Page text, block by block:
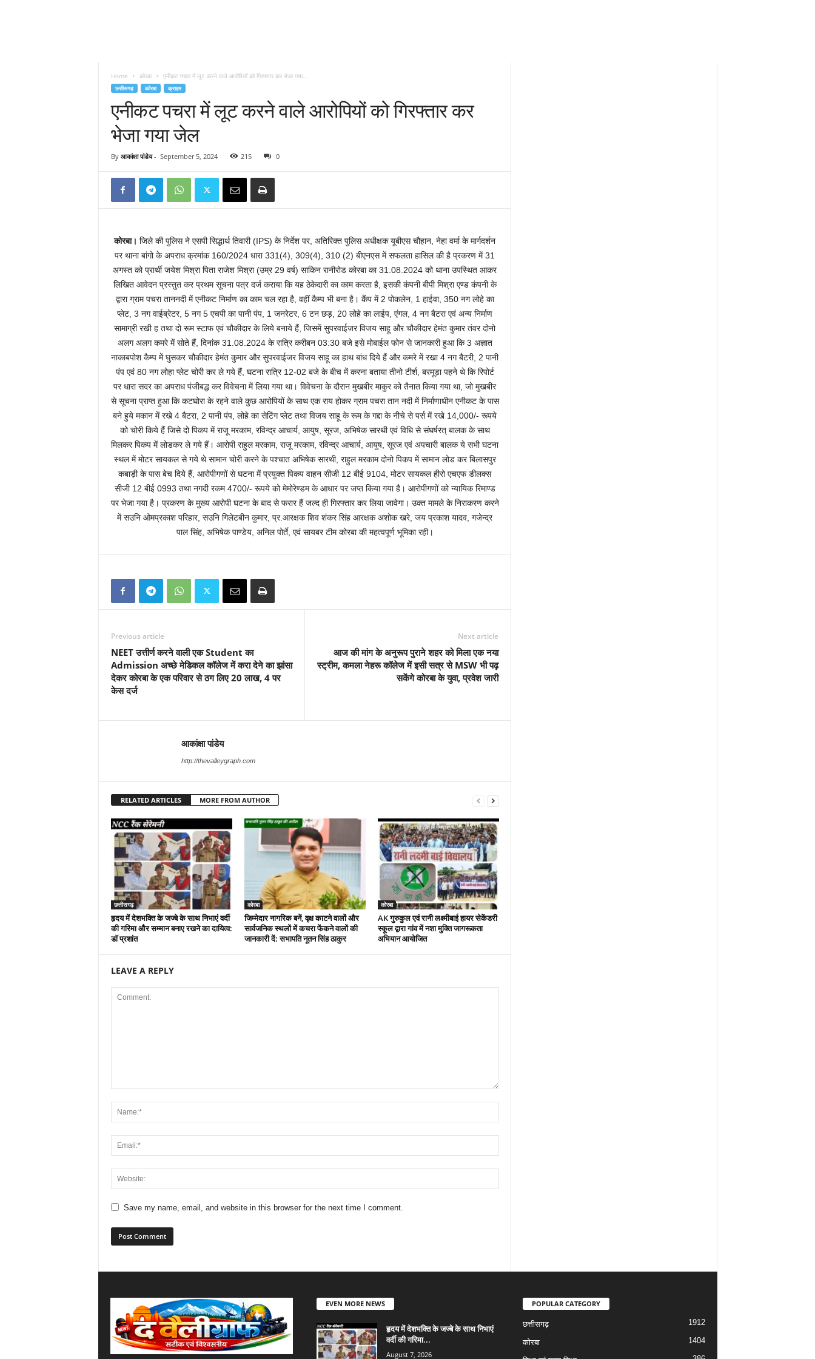
Home कोरबा एनीकट पचरा में लूट करने वाले आरोपियों को गिरफ्तार कर भेजा गया...
छत्तीसगढ़ कोरबा क्राइम
एनीकट पचरा में लूट करने वाले आरोपियों को गिरफ्तार कर
भेजा गया जेल
By आकांक्षा पांडेय- September 5, 2024 215 0
कोरबा। जिले की पुलिस ने एसपी सिद्धार्थ तिवारी (IPS) के निर्देश पर, अतिरिक्त पुलिस अधीक्षक यूबीएस चौहान, नेहा वर्मा के मार्गदर्शन
पर थाना बांगो के अपराध क्रमांक 160/2024 धारा 331(4), 309(4), 310 (2) बीएनएस में सफलता हासिल की है प्रकरण में 31
अगस्त को प्रार्थी जयेश मिश्रा पिता राजेश मिश्रा (उम्र 29 वर्ष) साकिन रानीरोड कोरबा का 31.08.2024 को थाना उपस्थित आकर
लिखित आवेदन प्रस्तुत कर प्रथम सूचना पत्र दर्ज कराया कि यह ठेकेदारी का काम करता है, इसकी कंपनी बीपी मिश्रा एण्ड कंपनी के
द्वारा ग्राम पचरा ताननदी में एनीकट निर्माण का काम चल रहा है, वहीं कैम्प भी बना है। कैंप में 2 पोकलेन, 1 हाईवा, 350 नग लोहे का
प्लेट, 3 नग वाईब्रेटर, 5 नग 5 एचपी का पानी पंप, 1 जनरेटर, 6 टन छड़, 20 लोहे का लाईप, एंगल, 4 नग बैटरा एवं अन्य निर्माण
सामाग्री रखी ह तथा दो रूम स्टाफ एवं चौकीदार के लिये बनाये हैं, जिसमें सुपरवाईजर विजय साहू और चौकीदार हेमंत कुमार तंवर दोनो
अलग अलग कमरे में सोते हैं, दिनांक 31.08.2024 के रात्रि करीबन 03:30 बजे इसे मोबाईल फोन से जानकारी हुआ कि 3 अज्ञात
नाकाबपोश कैम्प में घुसकर चौकीदार हेमंत कुमार और सुपरवाईजर विजय साहू का हाथ बांध दिये हैं और कमरे में रखा 4 नग बैटरी, 2 पानी
पंप एवं 80 नग लोहा प्लेट चोरी कर ले गये हैं, घटना रात्रि 12-02 बजे के बीच में करना बताया तीनो टीर्श, बरमूड़ा पहने थे कि रिपोर्ट
पर धारा सदर का अपराध पंजीबद्ध कर विवेचना में लिया गया था। विवेचना के दौरान मुखबीर माकुर को तैनात किया गया था, जो मुखबीर
से सूचना प्राप्त हुआ कि कटघोरा के रहने वाले कुछ आरोपियों के साथ एक राय होकर ग्राम पचरा तान नदी में निर्माणाधीन एनीकट के पास
बने हुये मकान में रखे 4 बैटरा, 2 पानी पंप, लोहे का सेटिंग प्लेट तथा विजय साहू के रूम के गद्दा के नीचे से पर्स में रखे 14,000/- रूपये
को चोरी किये हैं जिसे दो पिकप में राजू मरकाम, रविन्द्र आचार्य, आयुष, सूरज, अभिषेक सारथी एवं विधि से संघर्षरत् बालक के साथ
मिलकर पिकप में लोडकर ले गये हैं। आरोपी राहुल मरकाम, राजू मरकाम, रविन्द्र आचार्य, आयुष, सूरज एवं अपचारी बालक ये सभी घटना
स्थल में मोटर सायकल से गये थे सामान चोरी करने के पश्चात अभिषेक सारथी, राहुल मरकाम दोनो पिकप में सामान लोड कर बिलासपुर
कबाड़ी के पास बेच दिये हैं, आरोपीगणों से घटना में प्रयुक्त पिकप वाहन सीजी 12 बीई 9104, मोटर सायकल हीरो एचएफ डीलक्स
सीजी 12 बीई 0993 तथा नगदी रकम 4700/- रूपये को मेमोरेण्डम के आधार पर जप्त किया गया है। आरोपीगणों को न्यायिक रिमाण्ड
पर भेजा गया है। प्रकरण के मुख्य आरोपी घटना के बाद से फरार हैं जल्द ही गिरफ्तार कर लिया जावेगा। उक्त मामले के निराकरण करने
में सउनि ओमप्रकाश परिहार, सउनि गिलेटबीन कुमार, प्र.आरक्षक शिव शंकर सिंह आरक्षक अशोक खरे, जय प्रकाश यादव, गजेन्द्र
पाल सिंह, अभिषेक पाण्डेय, अनिल पोर्ते, एवं सायबर टीम कोरबा की महत्वपूर्ण भूमिका रही।
Previous article
NEET उत्तीर्ण करने वाली एक Student का
Admission अच्छे मेडिकल कॉलेज में करा देने का झांसा
देकर कोरबा के एक परिवार से ठग लिए 20 लाख, 4 पर
केस दर्ज
Next article
आज की मांग के अनुरूप पुराने शहर को मिला एक नया
स्ट्रीम, कमला नेहरू कॉलेज में इसी सत्र से MSW भी पढ़
सकेंगे कोरबा के युवा, प्रवेश जारी
आकांक्षा पांडेय
http://thevalleygraph.com
RELATED ARTICLES MORE FROM AUTHOR
छत्तीसगढ़
हृदय में देशभक्ति के जज्बे के साथ निभाएं वर्दी
की गरिमा और सम्मान बनाए रखने का दायित्व:
डाॅ प्रशांत
कोरबा
जिम्मेदार नागरिक बनें, वृक्ष काटने वालों और
सार्वजनिक स्थलों में कचरा फेंकने वालों की
जानकारी दें: सभापति नूतन सिंह ठाकुर
कोरबा
AK गुरुकुल एवं रानी लक्ष्मीबाई हायर सेकेंडरी
स्कूल द्वारा गांव में नशा मुक्ति जागरूकता
अभियान आयोजित
LEAVE A REPLY
Save my name, email, and website in this browser for the next time I comment.
EVEN MORE NEWS
हृदय में देशभक्ति के जज्बे के साथ निभाएं
वर्दी की गरिमा...
August 7, 2026
POPULAR CATEGORY
छत्तीसगढ़ 1912
कोरबा 1404